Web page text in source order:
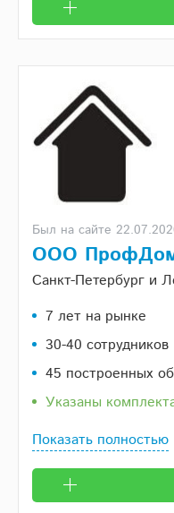
Был на сайте
ООО
Санкт-Петербург и
7 лет на рынке
30-40 сотрудников
45 построенных
Указаны
Показать полностью